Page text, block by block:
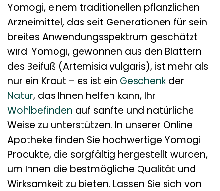
Yomogi, einem traditionellen pflanzlichen
Arzneimittel, das seit Generationen für sein
breites Anwendungsspektrum geschätzt
wird. Yomogi, gewonnen aus den Blättern
des Beifuß (Artemisia vulgaris), ist mehr als
nur ein Kraut – es ist ein Geschenk der
Natur, das Ihnen helfen kann, Ihr
Wohlbefinden auf sanfte und natürliche
Weise zu unterstützen. In unserer Online
Apotheke finden Sie hochwertige Yomogi
Produkte, die sorgfältig hergestellt wurden,
um Ihnen die bestmögliche Qualität und
Wirksamkeit zu bieten. Lassen Sie sich von